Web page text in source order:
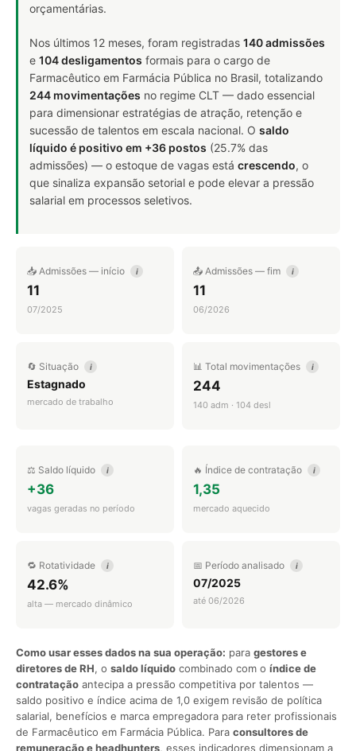
orçamentárias.
Nos últimos 12 meses, foram registradas 140 admissões
e 104 desligamentos formais para o cargo de
Farmacêutico em Farmácia Pública no Brasil, totalizando
244 movimentações no regime CLT — dado essencial
para dimensionar estratégias de atração, retenção e
sucessão de talentos em escala nacional. O saldo
líquido é positivo em +36 postos (25.7% das
admissões) — o estoque de vagas está crescendo, o
que sinaliza expansão setorial e pode elevar a pressão
salarial em processos seletivos.
📥 Admissões — início i
11
07/2025
📤 Admissões — fim i
11
06/2026
🔄 Situação i
Estagnado
mercado de trabalho
📊 Total movimentações i
244
140 adm · 104 desl
⚖️ Saldo líquido i
+36
vagas geradas no período
🔥 Índice de contratação i
1,35
mercado aquecido
🔁 Rotatividade i
42.6%
alta — mercado dinâmico
📅 Período analisado i
07/2025
até 06/2026
Como usar esses dados na sua operação: para gestores e
diretores de RH, o saldo líquido combinado com o índice de
contratação antecipa a pressão competitiva por talentos —
saldo positivo e índice acima de 1,0 exigem revisão de política
salarial, benefícios e marca empregadora para reter profissionais
de Farmacêutico em Farmácia Pública. Para consultores de
remuneração e headhunters, esses indicadores dimensionam a